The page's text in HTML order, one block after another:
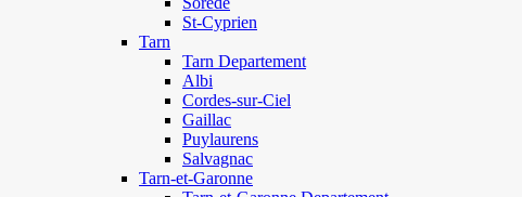
St-Cyprien
Tarn
Tarn Departement
Albi
Cordes-sur-Ciel
Gaillac
Puylaurens
Salvagnac
Tarn-et-Garonne